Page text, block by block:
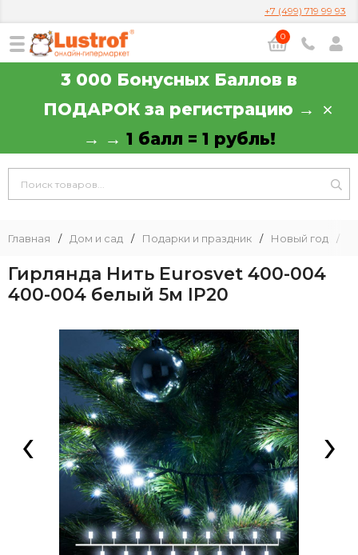
+7 (499) 719 99 93
0
3 000 Бонусных Баллов в
ПОДАРОК за регистрацию →
→ → 1 балл = 1 рубль!
Главная / Дом и сад / Подарки и праздник / Новый год /
Гирлянда Нить Eurosvet 400-004
400-004 белый 5м IP20
‹ ›